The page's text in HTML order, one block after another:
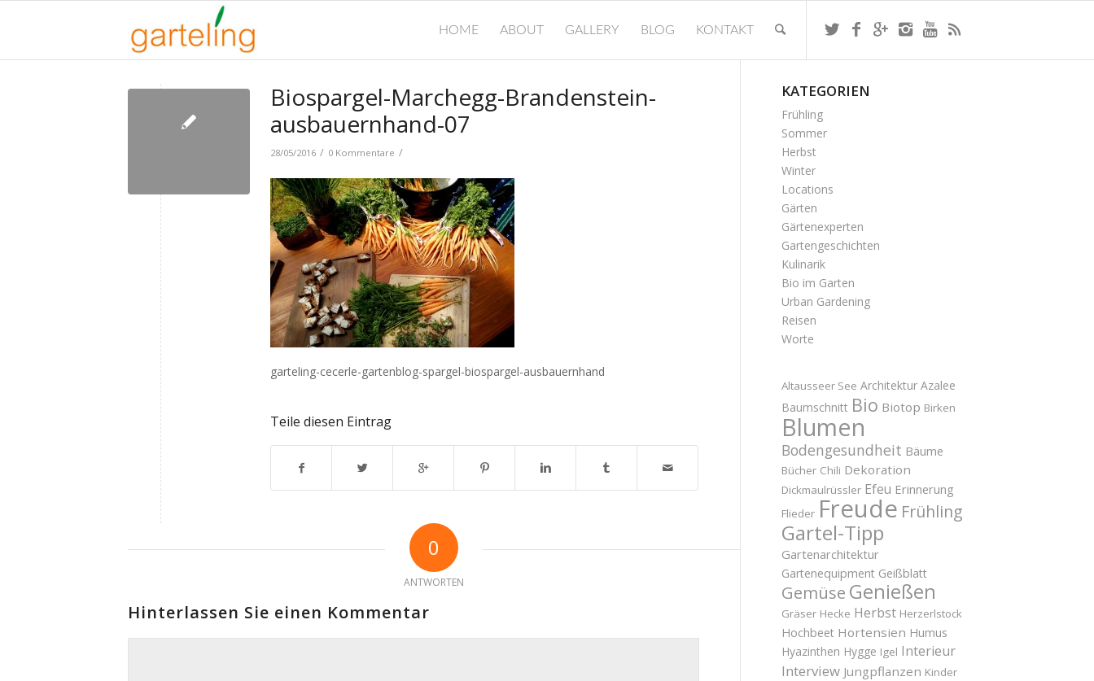
HOME ABOUT GALLERY BLOG KONTAKT
Biospargel-Marchegg-Brandenstein-
ausbauernhand-07
28/05/2016 / 0 Kommentare /
garteling-cecerle-gartenblog-spargel-biospargel-ausbauernhand
Teile diesen Eintrag
0
ANTWORTEN
Hinterlassen Sie einen Kommentar
KATEGORIEN
Frühling
Sommer
Herbst
Winter
Locations
Gärten
Gärtenexperten
Gartengeschichten
Kulinarik
Bio im Garten
Urban Gardening
Reisen
Worte
Altausseer See Architektur Azalee
Baumschnitt Bio Biotop Birken
Blumen
Bodengesundheit Bäume
Bücher Chili Dekoration
Dickmaulrüssler Efeu Erinnerung
Flieder Freude Frühling
Gartel-Tipp
Gartenarchitektur
Gartenequipment Geißblatt
Gemüse Genießen
Gräser Hecke Herbst Herzerlstock
Hochbeet Hortensien Humus
Hyazinthen Hygge Igel Interieur
Interview Jungpflanzen Kinder